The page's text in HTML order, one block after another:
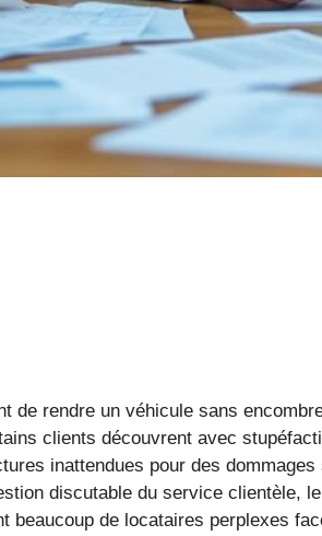
de rendre un véhicule sans
clients découvrent avec
inattendues pour des
discutable du service clientèle,
beaucoup de locataires perplexes